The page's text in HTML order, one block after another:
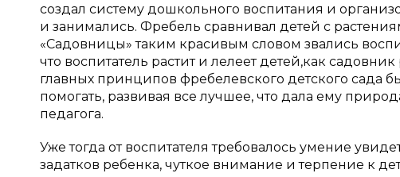
создал систему дошкольного воспитания и
и занимались. Фребель сравнивал детей с
«Садовницы» таким красивым словом звались
что воспитатель растит и лелеет детей,как
главных принципов фребелевского детского сада
помогать, развивая все лучшее, что дала ему
педагога.
Уже тогда от воспитателя требовалось умение
задатков ребенка, чуткое внимание и терпение к